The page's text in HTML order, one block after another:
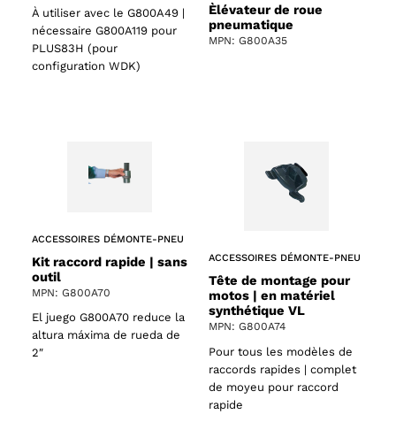
À utiliser avec le G800A49 |
nécessaire G800A119 pour
PLUS83H (pour
configuration WDK)
Èlévateur de roue
pneumatique
MPN: G800A35
ACCESSOIRES DÉMONTE-PNEU
Kit raccord rapide | sans
outil
MPN: G800A70
El juego G800A70 reduce la
altura máxima de rueda de
2″
ACCESSOIRES DÉMONTE-PNEU
Tête de montage pour
motos | en matériel
synthétique VL
MPN: G800A74
Pour tous les modèles de
raccords rapides | complet
de moyeu pour raccord
rapide